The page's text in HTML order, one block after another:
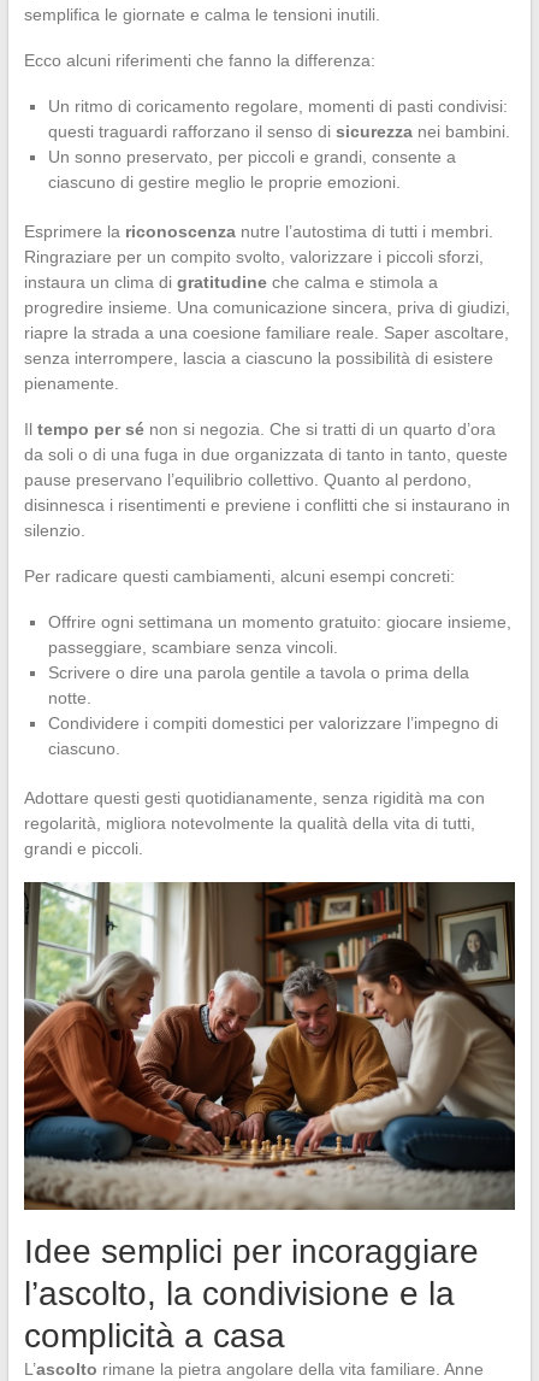
semplifica le giornate e calma le tensioni inutili.
Ecco alcuni riferimenti che fanno la differenza:
Un ritmo di coricamento regolare, momenti di pasti condivisi:
questi traguardi rafforzano il senso di sicurezzanei bambini.
Un sonno preservato, per piccoli e grandi, consente a
ciascuno di gestire meglio le proprie emozioni.
Esprimere la riconoscenzanutre l’autostima di tutti i membri.
Ringraziare per un compito svolto, valorizzare i piccoli sforzi,
instaura un clima di gratitudineche calma e stimola a
progredire insieme. Una comunicazione sincera, priva di giudizi,
riapre la strada a una coesione familiare reale. Saper ascoltare,
senza interrompere, lascia a ciascuno la possibilità di esistere
pienamente.
Il tempo per sénon si negozia. Che si tratti di un quarto d’ora
da soli o di una fuga in due organizzata di tanto in tanto, queste
pause preservano l’equilibrio collettivo. Quanto al perdono,
disinnesca i risentimenti e previene i conflitti che si instaurano in
silenzio.
Per radicare questi cambiamenti, alcuni esempi concreti:
Offrire ogni settimana un momento gratuito: giocare insieme,
passeggiare, scambiare senza vincoli.
Scrivere o dire una parola gentile a tavola o prima della
notte.
Condividere i compiti domestici per valorizzare l’impegno di
ciascuno.
Adottare questi gesti quotidianamente, senza rigidità ma con
regolarità, migliora notevolmente la qualità della vita di tutti,
grandi e piccoli.
Idee semplici per incoraggiare
l’ascolto, la condivisione e la
complicità a casa
L’ascolto rimane la pietra angolare della vita familiare. Anne